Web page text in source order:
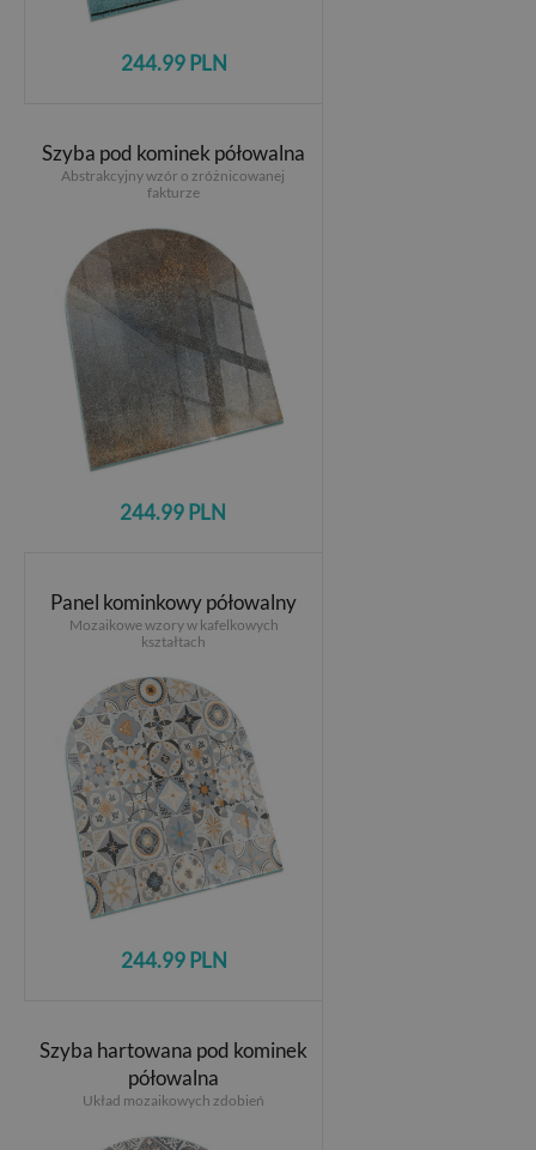
244.99 PLN
Szyba pod kominek półowalna
Abstrakcyjny wzór o zróżnicowanej
fakturze
244.99 PLN
Panel kominkowy półowalny
Mozaikowe wzory w kafelkowych
kształtach
244.99 PLN
Szyba hartowana pod kominek
półowalna
Układ mozaikowych zdobień